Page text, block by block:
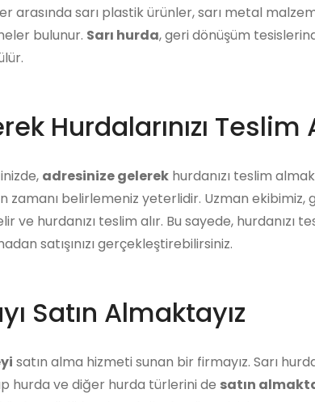
arasında sarı plastik ürünler, sarı metal
bulunur. Sarı hurda, geri dönüşüm
Hurdalarınızı Teslim
adresinize gelerek hurdanızı teslim
zamanı belirlemeniz yeterlidir. Uzman
ve hurdanızı teslim alır. Bu sayede, hurdanızı
satışınızı gerçekleştirebilirsiniz.
Satın Almaktayız
satın alma hizmeti sunan bir firmayız. Sarı
hurda ve diğer hurda türlerini de satın